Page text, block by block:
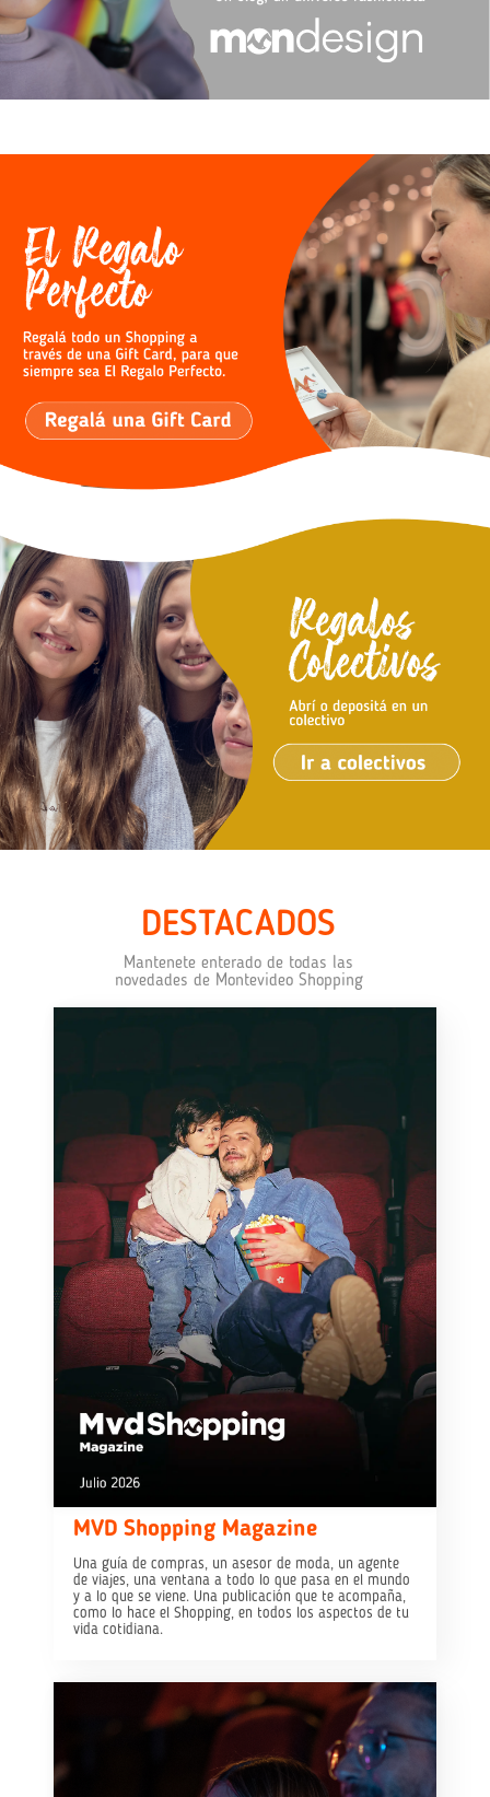
DESTACADOS
Mantenete enterado de todas las
novedades de Montevideo Shopping
MVD Shopping Magazine
Una guía de compras, un asesor de moda, un agente
de viajes, una ventana a todo lo que pasa en el mundo
y a lo que se viene. Una publicación que te acompaña,
como lo hace el Shopping, en todos los aspectos de tu
vida cotidiana.